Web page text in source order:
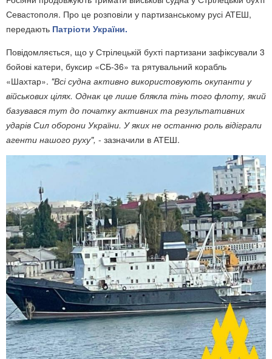
Севастополя. Про це розповіли у партизанському русі АТЕШ,
передають Патріоти України.
Повідомляється, що у Стрілецькій бухті партизани зафіксували 3
бойові катери, буксир «СБ-36» та рятувальний корабль
«Шахтар». "Всі судна активно використовують окупанти у
військових цілях. Однак це лише блякла тінь того флоту, який
базувався тут до початку активних та результативних
ударів Сил оборони України. У яких не останню роль відіграли
агенти нашого руху", - зазначили в АТЕШ.